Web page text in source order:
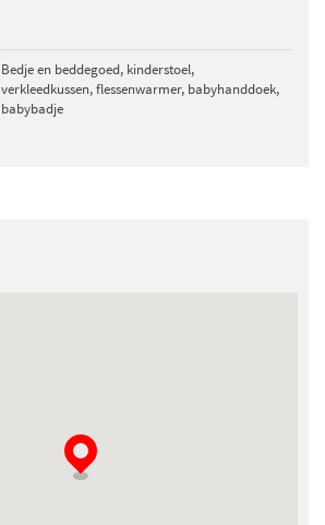
Bedje en beddegoed, kinderstoel,
verkleedkussen, flessenwarmer, babyhanddoek,
babybadje